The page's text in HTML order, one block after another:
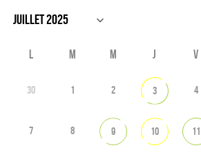
L M M J V
30 1 2 3 4
7 8 9 10 11